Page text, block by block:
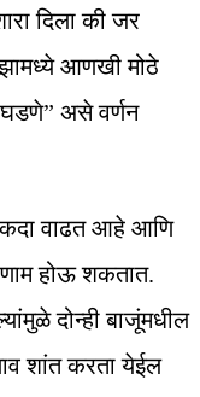
दिला की जर
आणखी मोठे
असे वर्णन
वाढत आहे आणि
होऊ शकतात.
दोन्ही बाजूंमधील
शांत करता येईल